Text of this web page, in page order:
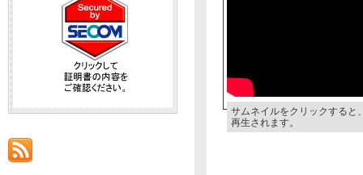
サムネイルをクリックすると
再生されます。